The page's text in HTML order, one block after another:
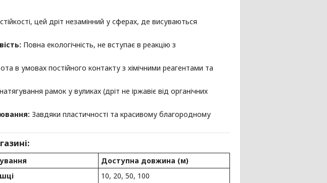
цей дріт незамінний у сферах, де висуваються
Повна екологічність, не вступає в реакцію з
в умовах постійного контакту з хімічними реагентами та
рамок у вуликах (дріт не іржавіє від органічних
Завдяки пластичності та красивому благородному
Доступна довжина (м)
10, 20, 50, 100